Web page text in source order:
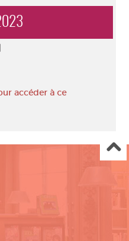
accéder à ce